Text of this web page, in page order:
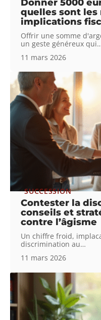
Donner 5000
quelles sont les
implications
Offrir une somme
un geste généreux qui
11 mars 2026
SUCCESSION
Contester la
conseils et
contre l’âgisme
Un chiffre froid,
discrimination au…
11 mars 2026